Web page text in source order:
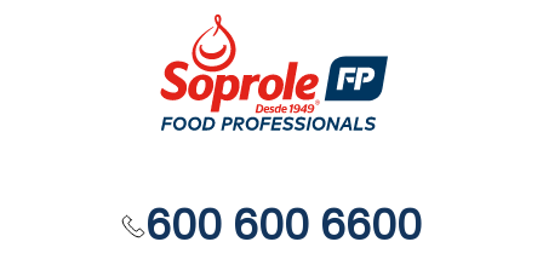
600 600 6600